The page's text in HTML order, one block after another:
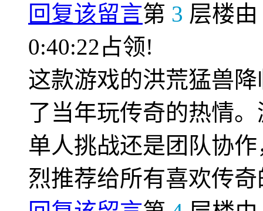
回复该留言第 3 层楼由
0:40:22占领!
这款游戏的洪荒猛兽
了当年玩传奇的热情
单人挑战还是团队协
烈推荐给所有喜欢传